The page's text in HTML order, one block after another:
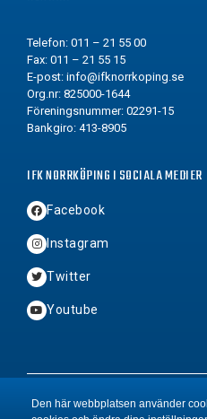
Telefon: 011 – 21 55 00
Fax: 011 – 21 55 15
E-post: info@ifknorrkoping.se
Org.nr: 825000-1644
Föreningsnummer: 02291-15
Bankgiro: 413-8905
IFK NORRKÖPING I SOCIALA MEDIER
Facebook
Instagram
Twitter
Youtube
2026 © Copyright
Den här webbplatsen använder